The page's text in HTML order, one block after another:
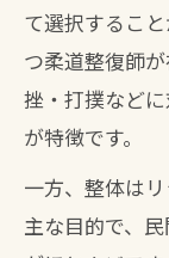
て選択するこ
つ柔道整復師
挫・打撲など
が特徴です。
一方、整体は
主な目的で、